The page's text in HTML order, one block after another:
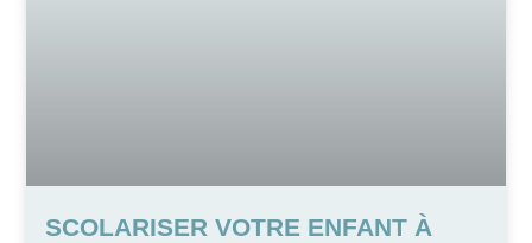
SCOLARISER VOTRE ENFANT À